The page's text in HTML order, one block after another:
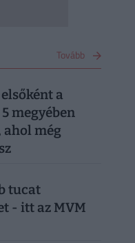
Tovább
a
megyében
ahol még
tucat
- itt az MVM